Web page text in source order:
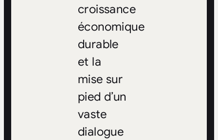
croissance
économique
durable
et la
mise sur
pied d’un
vaste
dialogue